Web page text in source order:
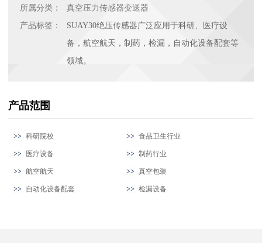
所属分类：
真空压力传感器变送器
产品标签：
SUAY30绝压传感器广泛应用于科研、医疗设
备，航空航天，制药，检漏，自动化设备配套等
领域。
产品范围
科研院校 食品卫生行业
医疗设备 制药行业
航空航天 真空包装
自动化设备配套 检漏设备